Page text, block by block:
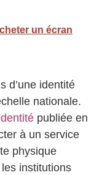
un écran
d’une identité
nationale.
publiée en
à un service
physique
institutions